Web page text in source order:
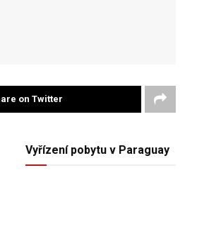
on Twitter
Vyřízení pobytu v Paraguay